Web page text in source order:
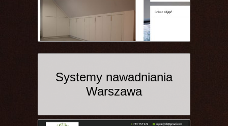
Systemy nawadniania
Warszawa